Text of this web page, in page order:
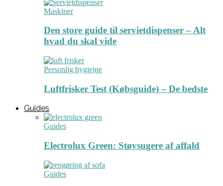
Maskiner
Den store guide til servietdispenser – Alt
hvad du skal vide
Personlig hygiejne
Luftfrisker Test (Købsguide) – De bedste
Guides
Guides
Electrolux Green: Støvsugere af affald
Guides